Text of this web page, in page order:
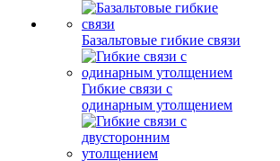
Базальтовые гибкие связи
Гибкие связи с
одинарным утолщением